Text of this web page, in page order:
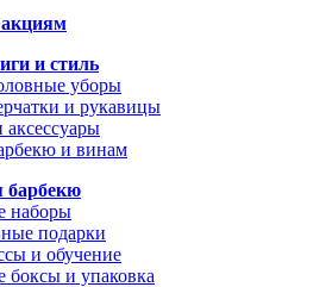
и стиль
уборы
и рукавицы
и винам
барбекю
наборы
подарки
и обучение
боксы и упаковка